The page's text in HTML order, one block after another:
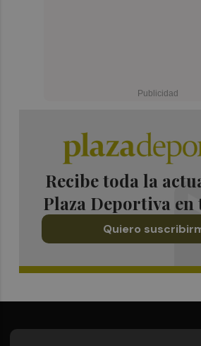
Recibe toda la
Plaza Deportiva
Quiero